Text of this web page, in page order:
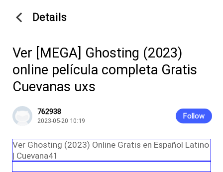
Details
Ver [MEGA] Ghosting (2023)
online película completa Gratis
Cuevanas uxs
762938
2023-05-20 10:19
Follow
Ver Ghosting (2023) Online Gratis en Español Latino
| Cuevana41